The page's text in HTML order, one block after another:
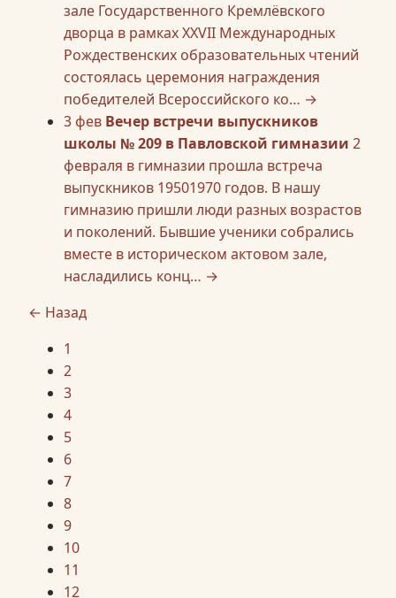
зале Государственного Кремлёвского
дворца в рамках XXVII Международных
Рождественских образовательных чтений
состоялась церемония награждения
победителей Всероссийского ко… →
3 фев Вечер встречи выпускников
школы № 209 в Павловской гимназии 2
февраля в гимназии прошла встреча
выпускников 19501970 годов. В нашу
гимназию пришли люди разных возрастов
и поколений. Бывшие ученики собрались
вместе в историческом актовом зале,
насладились конц… →
← Назад
1
2
3
4
5
6
7
8
9
10
11
12